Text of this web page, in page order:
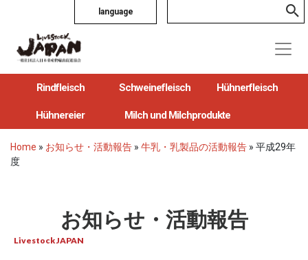
language
Rindfleisch Schweinefleisch Hühnerfleisch
Hühnereier Milch und Milchprodukte
Home » お知らせ・活動報告 » 牛乳・乳製品の活動報告 » 平成29年
度
お知らせ・活動報告
Livestock JAPAN